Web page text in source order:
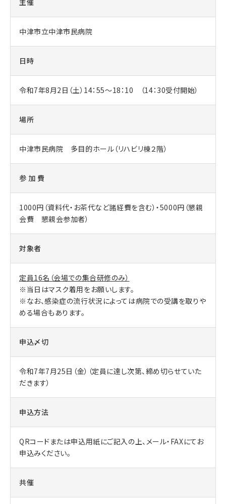
主催
中津市立中津市民病院
日時
令和7年8月2日（土）14：55～18：10 （14：30受付開始）
場所
中津市民病院 多目的ホール（リハビリ棟２階）
参 加 費
1000円（資料代・お茶代など諸経費を含む）・5000円（懇親
会費 懇親会参加者）
対象者
定員16名（会場での集合研修のみ）
※当日はマスク着用をお願いします。
※なお、感染症の流行状況によっては病院での受講を取りや
める場合もあります。
申込〆切
令和7年7月25日（金）（定員に達し次第、締め切らせていた
だきます）
申込方法
QRコードまたは申込用紙にご記入の上、メール・FAXにてお
申込みください。
共催